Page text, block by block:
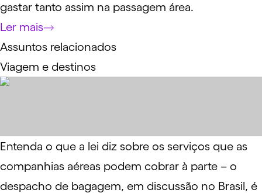
gastar tanto assim na passagem área.
Ler mais
Assuntos relacionados
Viagem e destinos
Entenda o que a lei diz sobre os serviços que as
companhias aéreas podem cobrar à parte – o
despacho de bagagem, em discussão no Brasil, é